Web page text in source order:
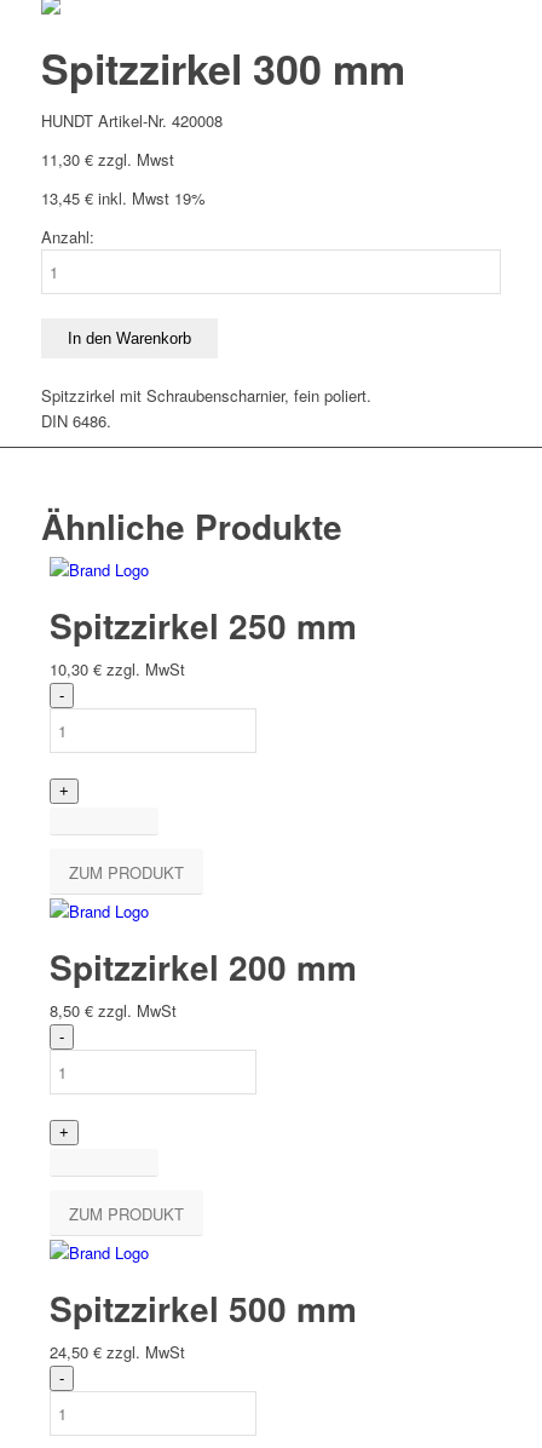
Spitzzirkel 300 mm
HUNDT Artikel-Nr. 420008
11,30 €zzgl. Mwst
13,45 €inkl. Mwst 19%
Anzahl:
MengeIn den Warenkorb
Spitzzirkel mit Schraubenscharnier, fein poliert.
DIN 6486.
Ähnliche Produkte
Spitzzirkel 250 mm
10,30 € zzgl. MwSt
ZUM PRODUKT
Spitzzirkel 200 mm
8,50 € zzgl. MwSt
ZUM PRODUKT
Spitzzirkel 500 mm
24,50 € zzgl. MwSt